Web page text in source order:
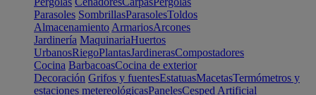
Parasoles SombrillasParasolesToldos
Almacenamiento ArmariosArcones
Jardinería MaquinariaHuertos
UrbanosRiegoPlantasJardinerasCompostadores
Cocina BarbacoasCocina de exterior
Decoración Grifos y fuentesEstatuasMacetasTermómetros y
estaciones metereológicasPanelesCesped Artificial